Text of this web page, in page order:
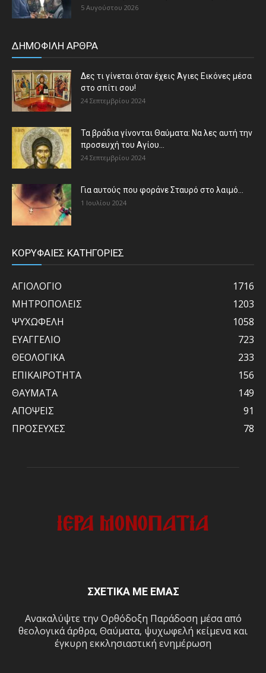
5 Αυγούστου 2026
ΔΗΜΟΦΙΛΗ ΑΡΘΡΑ
Δες τι γίνεται όταν έχεις Άγιες Εικόνες μέσα
στο σπίτι σου!
24 Σεπτεμβρίου 2024
Τα βράδια γίνονται Θαύματα: Να λες αυτή την
προσευχή του Αγίου...
24 Σεπτεμβρίου 2024
Για αυτούς που φοράνε Σταυρό στο λαιμό…
1 Ιουλίου 2024
ΚΟΡΥΦΑΙΕΣ ΚΑΤΗΓΟΡΙΕΣ
ΑΓΙΟΛΟΓΙΟ
1716
ΜΗΤΡΟΠΟΛΕΙΣ
1203
ΨΥΧΩΦΕΛΗ
1058
ΕΥΑΓΓΕΛΙΟ
723
ΘΕΟΛΟΓΙΚΑ
233
ΕΠΙΚΑΙΡΟΤΗΤΑ
156
ΘΑΥΜΑΤΑ
149
ΑΠΟΨΕΙΣ
91
ΠΡΟΣΕΥΧΕΣ
78
ΣΧΕΤΙΚΑ ΜΕ ΕΜΑΣ
Ανακαλύψτε την Ορθόδοξη Παράδοση μέσα από
θεολογικά άρθρα, Θαύματα, ψυχωφελή κείμενα και
έγκυρη εκκλησιαστική ενημέρωση